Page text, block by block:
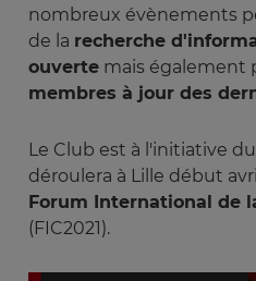
nombreux évènements
de la recherche
ouverte mais également
membres à jour des
Le Club est à l'initiative du
déroulera à Lille début
Forum International de
(FIC2021).